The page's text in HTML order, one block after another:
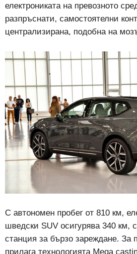
електрониката на превозното
разпръснати, самостоятелни
централизирана, подобна на
С автономен пробег от 810 км,
шведски SUV осигурява 340 км,
станция за бързо зареждане. За
прилага технологията Mega